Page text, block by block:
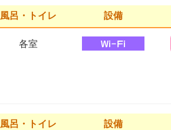
風呂・トイレ 設備
各室
風呂・トイレ 設備